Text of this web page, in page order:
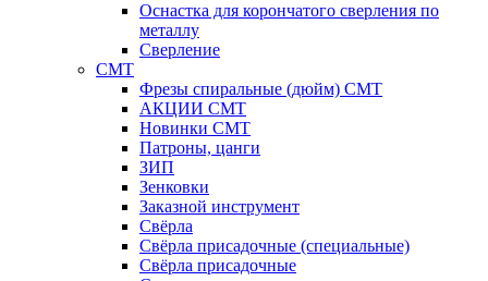
Оснастка для корончатого сверления по
металлу
Сверление
CMT
Фрезы спиральные (дюйм) СМТ
АКЦИИ СМТ
Новинки CMT
Патроны, цанги
ЗИП
Зенковки
Заказной инструмент
Свёрла
Свёрла присадочные (специальные)
Свёрла присадочные